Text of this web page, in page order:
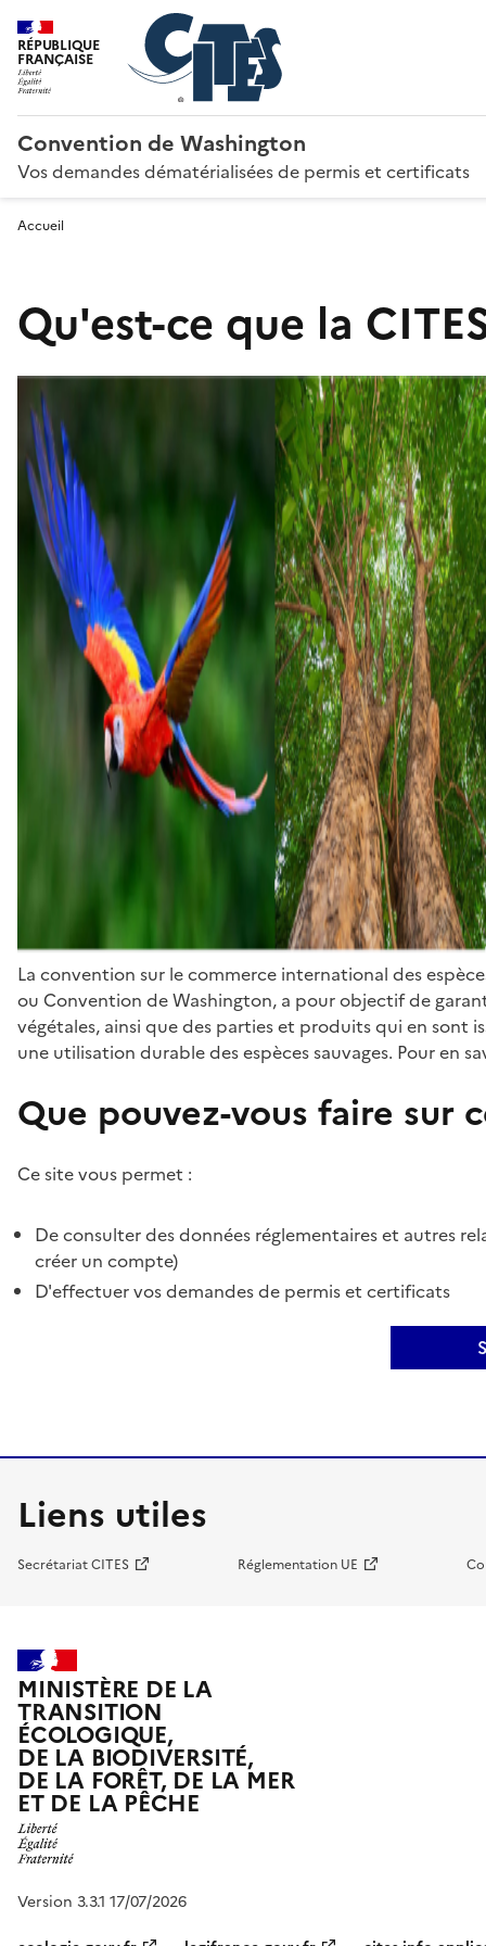
RÉPUBLIQUE
FRANÇAISE
Convention de Washington
Vos demandes dématérialisées de permis et certificats
Accueil
Qu'est-ce que la
La convention sur le commerce international des
ou Convention de Washington, a pour objectif de
végétales, ainsi que des parties et produits qui en sont
une utilisation durable des espèces sauvages. Pour en
Que pouvez-vous faire sur
Ce site vous permet :
De consulter des données réglementaires et autres
créer un compte)
D'effectuer vos demandes de permis et certificats
Liens utiles
Secrétariat CITES Réglementation UE
MINISTÈRE DE LA
TRANSITION
ÉCOLOGIQUE,
DE LA BIODIVERSITÉ,
DE LA FORÊT, DE LA MER
ET DE LA PÊCHE
Version 3.3.1 17/07/2026